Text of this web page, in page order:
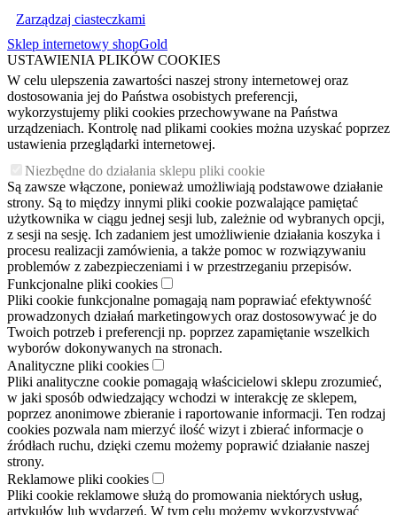
Zarządzaj ciasteczkami
Sklep internetowy shopGold
USTAWIENIA PLIKÓW COOKIES
W celu ulepszenia zawartości naszej strony internetowej oraz
dostosowania jej do Państwa osobistych preferencji,
wykorzystujemy pliki cookies przechowywane na Państwa
urządzeniach. Kontrolę nad plikami cookies można uzyskać poprzez
ustawienia przeglądarki internetowej.
Niezbędne do działania sklepu pliki cookie
Są zawsze włączone, ponieważ umożliwiają podstawowe działanie
strony. Są to między innymi pliki cookie pozwalające pamiętać
użytkownika w ciągu jednej sesji lub, zależnie od wybranych opcji,
z sesji na sesję. Ich zadaniem jest umożliwienie działania koszyka i
procesu realizacji zamówienia, a także pomoc w rozwiązywaniu
problemów z zabezpieczeniami i w przestrzeganiu przepisów.
Funkcjonalne pliki cookies
Pliki cookie funkcjonalne pomagają nam poprawiać efektywność
prowadzonych działań marketingowych oraz dostosowywać je do
Twoich potrzeb i preferencji np. poprzez zapamiętanie wszelkich
wyborów dokonywanych na stronach.
Analityczne pliki cookies
Pliki analityczne cookie pomagają właścicielowi sklepu zrozumieć,
w jaki sposób odwiedzający wchodzi w interakcję ze sklepem,
poprzez anonimowe zbieranie i raportowanie informacji. Ten rodzaj
cookies pozwala nam mierzyć ilość wizyt i zbierać informacje o
źródłach ruchu, dzięki czemu możemy poprawić działanie naszej
strony.
Reklamowe pliki cookies
Pliki cookie reklamowe służą do promowania niektórych usług,
artykułów lub wydarzeń. W tym celu możemy wykorzystywać